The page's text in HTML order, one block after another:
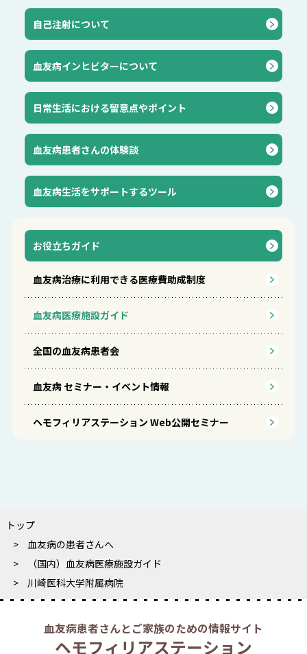
自己注射について
血友病インヒビターについて
⽇常⽣活における留意点やポイント
血友病患者さんの体験談
血友病生活をサポートするツール
お役立ちガイド
血友病治療に利用できる医療費助成制度
血友病医療施設ガイド
全国の血友病患者会
血友病 セミナー・イベント情報
ヘモフィリアステーション Web公開セミナー
トップ
血友病の患者さんへ
（国内）血友病医療施設ガイド
川崎医科大学附属病院
血友病患者さんとご家族のための情報サイト
ヘモフィリアステーション